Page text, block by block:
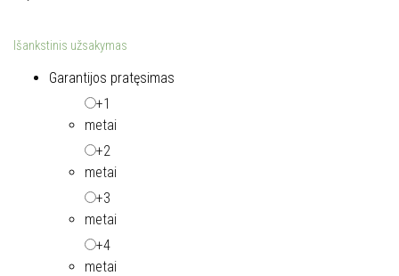
Išankstinis užsakymas
Garantijos pratęsimas
+1
metai
+2
metai
+3
metai
+4
metai